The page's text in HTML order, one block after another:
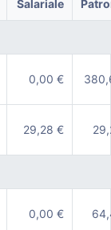
Salariale
0,00 €
29,28 €
0,00 €